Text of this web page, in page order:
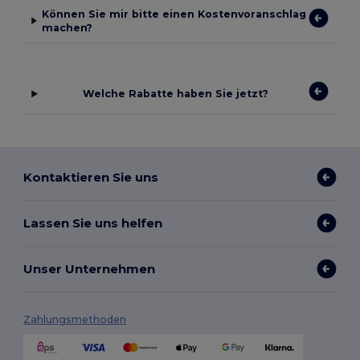
Können Sie mir bitte einen Kostenvoranschlag
machen?
Welche Rabatte haben Sie jetzt?
Kontaktieren Sie uns
Lassen Sie uns helfen
Unser Unternehmen
Zahlungsmethoden